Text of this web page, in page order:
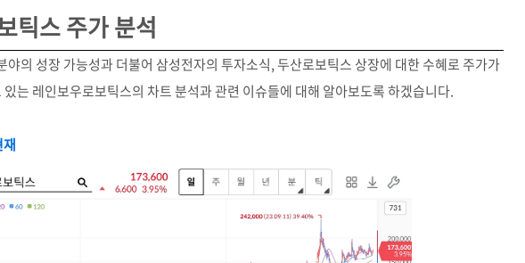
틱스 주가 분석
야의 성장 가능성과 더불어 삼성전자의 투자소식, 두산로보틱스 상장에 대한 수혜로 주가가
는 레인보우로보틱스의 차트 분석과 관련 이슈들에 대해 알아보도록 하겠습니다.